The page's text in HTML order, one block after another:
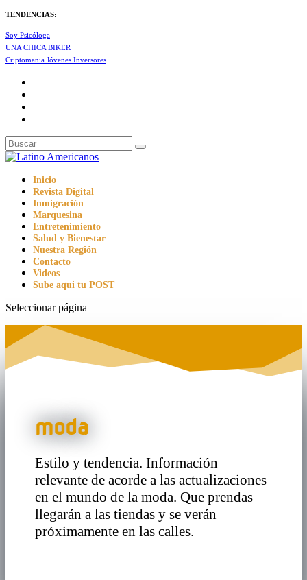
TENDENCIAS:
Soy Psicóloga
UNA CHICA BIKER
Criptomania Jóvenes Inversores
Inicio
Revista Digital
Inmigración
Marquesina
Entretenimiento
Salud y Bienestar
Nuestra Región
Contacto
Videos
Sube aqui tu POST
Seleccionar página
moda
Estilo y tendencia. Información
relevante de acorde a las actualizaciones
en el mundo de la moda. Que prendas
llegarán a las tiendas y se verán
próximamente en las calles.